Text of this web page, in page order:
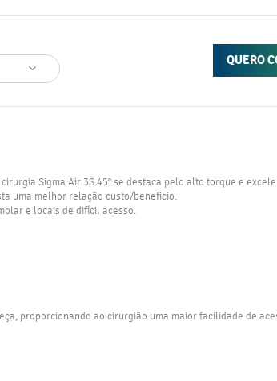
QUERO
Sigma Air 3S 45° se destaca pelo alto torque e
uma melhor relação custo/beneficio.
e locais de difícil acesso.
proporcionando ao cirurgião uma maior facilidade de